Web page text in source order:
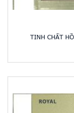
TINH CHẤT